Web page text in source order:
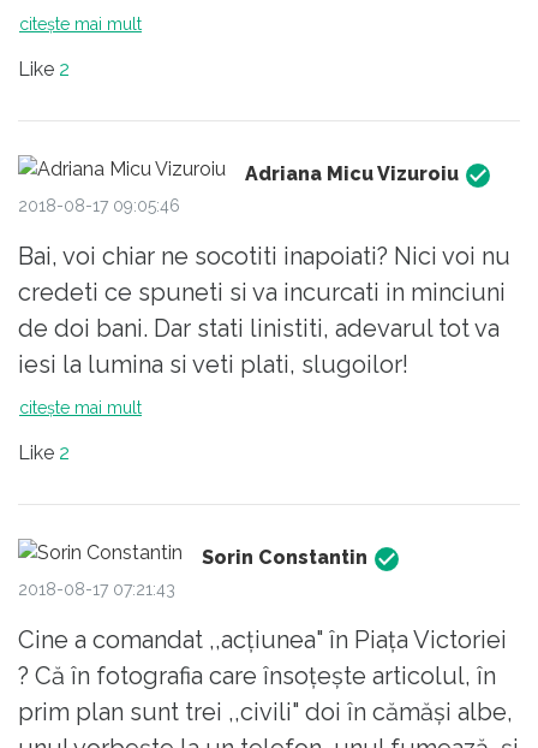
"ales" sa-si asume responsabilitatea. E
natiuni, important e sa dea bine in fata sefilor!
Da, poate ca nu l-a presat nimeni, asa cum
spune! Oameni stupizi, care vor sa incaseze
stand lucrurile, nu e de mirare ca
Jandarmeria seamana tot mai mult cu un Circ
in care, iata, sunt adusi in lumina
reflectoarelor tot soiul de clovni, iluzionisti si
chiar animale dresate! Din pacate, noi
suntem cei care le platim salarii astronomice
citește mai mult
Like 2
Adriana Micu Vizuroiu
2018-08-17 09:05:46
Bai, voi chiar ne socotiti inapoiati? Nici voi nu
credeti ce spuneti si va incurcati in minciuni
de doi bani. Dar stati linistiti, adevarul tot va
iesi la lumina si veti plati, slugoilor!
citește mai mult
Like 2
Sorin Constantin
2018-08-17 07:21:43
Cine a comandat ,,acțiunea" în Piața Victoriei
? Că în fotografia care însoțește articolul, în
prim plan sunt trei ,,civili" doi în cămăși albe,